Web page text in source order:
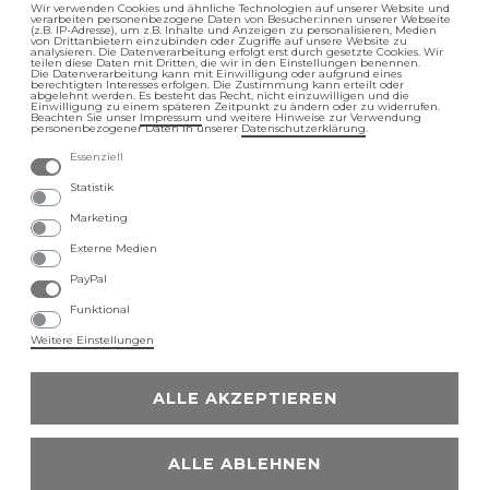
Impressum Daten­schutz­erklärung
AGB
LUVETT - Die WC-Sitz Marke
© Copyright 2025 | Alle Rechte
Wir verwenden Cookies und ähnliche Technologien auf unserer Website und
verarbeiten personenbezogene Daten von Besucher:innen unserer Webseite
(z.B. IP-Adresse), um z.B. Inhalte und Anzeigen zu personalisieren, Medien
von Drittanbietern einzubinden oder Zugriffe auf unsere Website zu
analysieren. Die Datenverarbeitung erfolgt erst durch gesetzte Cookies. Wir
teilen diese Daten mit Dritten, die wir in den Einstellungen benennen.
Die Datenverarbeitung kann mit Einwilligung oder aufgrund eines
berechtigten Interesses erfolgen. Die Zustimmung kann erteilt oder
abgelehnt werden. Es besteht das Recht, nicht einzuwilligen und die
Einwilligung zu einem späteren Zeitpunkt zu ändern oder zu widerrufen.
Beachten Sie unser Impressum und weitere Hinweise zur Verwendung
personenbezogener Daten in unserer Daten­schutz­erklärung.
Essenziell
Statistik
Marketing
Externe Medien
PayPal
Funktional
Weitere Einstellungen
ALLE AKZEPTIEREN
ALLE ABLEHNEN